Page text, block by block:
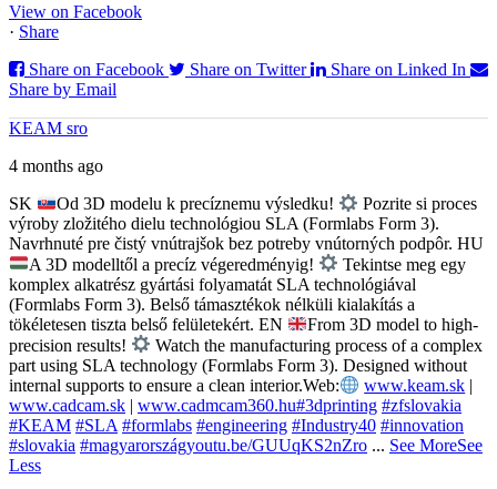
View on Facebook
· Share
Share on Facebook
Share on Twitter
Share on Linked In
Share by Email
KEAM sro
4 months ago
SK Od 3D modelu k precíznemu výsledku!
Pozrite si proces
výroby zložitého dielu technológiou SLA (Formlabs Form 3).
Navrhnuté pre čistý vnútrajšok bez potreby vnútorných podpôr. HU
A 3D modelltől a precíz végeredményig!
Tekintse meg egy
komplex alkatrész gyártási folyamatát SLA technológiával
(Formlabs Form 3). Belső támasztékok nélküli kialakítás a
tökéletesen tiszta belső felületekért. EN
From 3D model to high-
precision results!
Watch the manufacturing process of a complex
part using SLA technology (Formlabs Form 3). Designed without
internal supports to ensure a clean interior.Web: www.keam.sk |
www.cadcam.sk | www.cadmcam360.hu#3dprinting #zfslovakia
#KEAM #SLA #formlabs #engineering #Industry40 #innovation
#slovakia #magyarországyoutu.be/GUUqKS2nZro ... See MoreSee
Less